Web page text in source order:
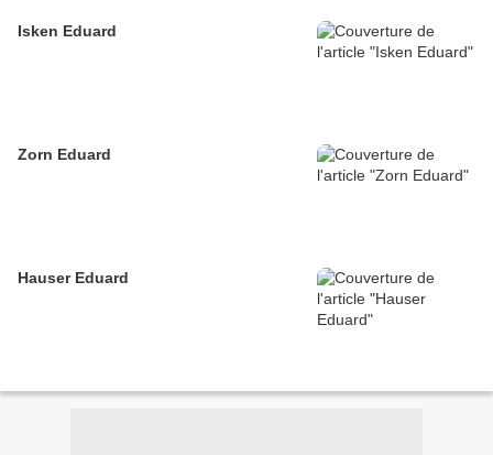
Isken Eduard
Zorn Eduard
Hauser Eduard